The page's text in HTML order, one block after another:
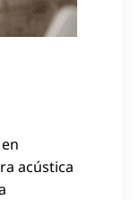
acústica